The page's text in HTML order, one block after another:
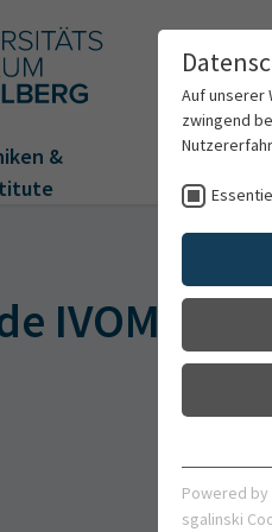
&
IVOM
Auf unserer
zwingend
benötigt.
Powered by
sgalinski